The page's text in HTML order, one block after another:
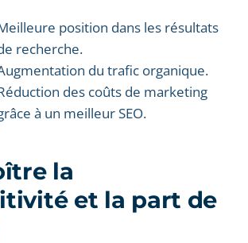
position dans les résultats
recherche.
du trafic organique.
des coûts de marketing
à un meilleur SEO.
la
et la part de